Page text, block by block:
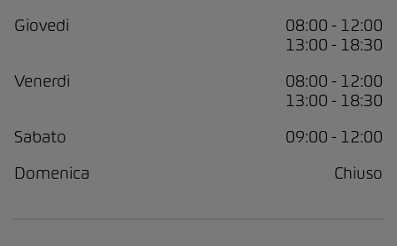
Giovedi
08:00 - 12:00
13:00 - 18:30
Venerdi
08:00 - 12:00
13:00 - 18:30
Sabato
09:00 - 12:00
Domenica
Chiuso